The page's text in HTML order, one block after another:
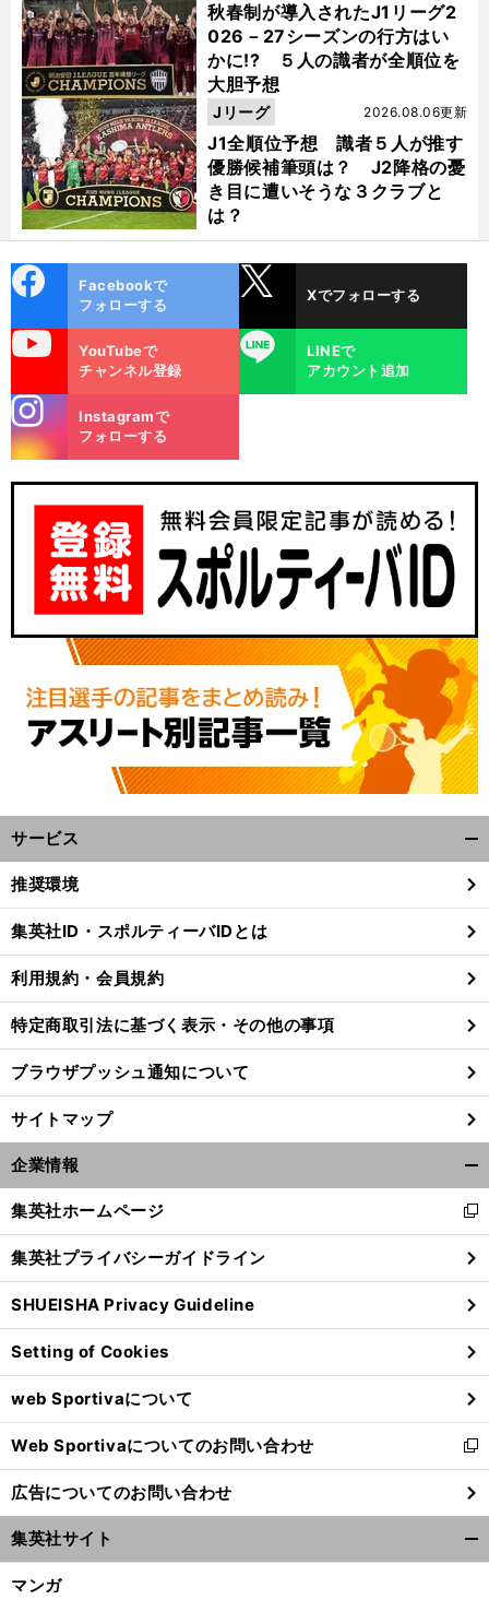
前
秋春制が導入されたJ1リーグ2
026－27シーズンの行方はい
かに!? ５人の識者が全順位を
大胆予想
J1全順位予想 識者５人が推す
優勝候補筆頭は？ J2降格の憂
き目に遭いそうな３クラブと
は？
2026.08.06更新
Jリーグ
ok
Facebookで
フォローする
Xでフォローする
YouTubeで
チャンネル登録
LINE
LINEで
アカウント追加
m
Instagramで
フォローする
サービス
閉
る
推奨環境
集英社ID・スポルティーバIDとは
利用規約・会員規約
特定商取引法に基づく表示・その他の事項
ブラウザプッシュ通知について
サイトマップ
企業情報
閉
る
集英社ホームページ
新
し
い
ウ
ィ
ン
ド
ウ
で
開
く
集英社プライバシーガイドライン
SHUEISHA Privacy Guideline
Setting of Cookies
web Sportivaについて
Web Sportivaについてのお問い合わせ
新
し
い
ウ
ィ
ン
広告についてのお問い合わせ
集英社サイト
マンガ